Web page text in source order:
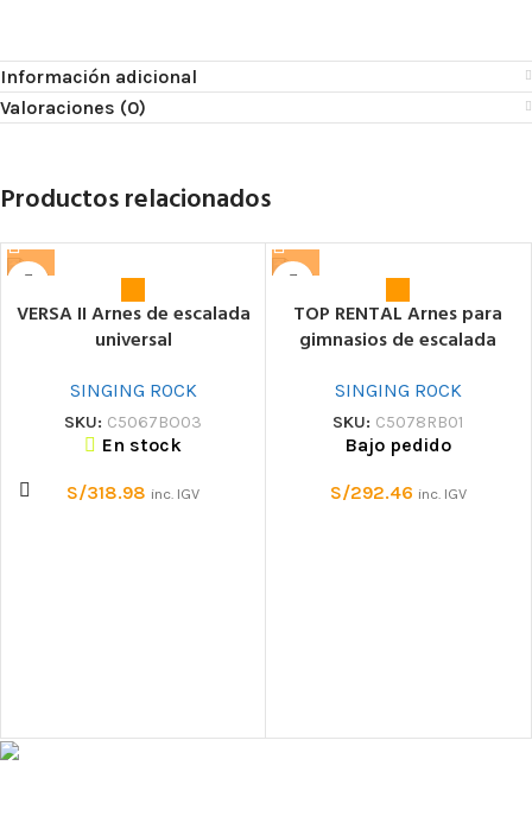
Información adicional
Valoraciones (0)
Productos relacionados
VERSA II Arnes de escalada
universal
SINGING ROCK
SKU: C5067BO03
En stock
S/318.98 inc. IGV
TOP RENTAL Arnes para
gimnasios de escalada
SINGING ROCK
SKU: C5078RB01
Bajo pedido
S/292.46 inc. IGV